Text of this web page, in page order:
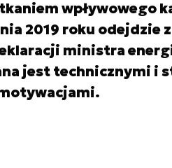
wpływowego
2019 roku odejdzie
ministra
jest technicznymi i